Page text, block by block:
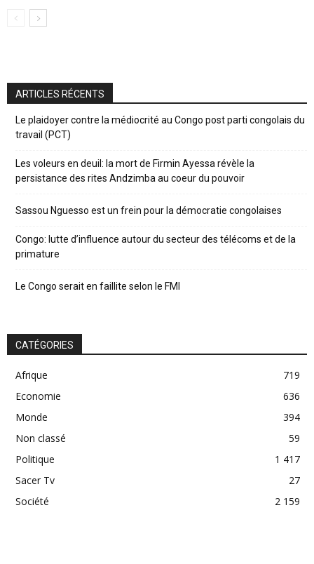
ARTICLES RÉCENTS
Le plaidoyer contre la médiocrité au Congo post parti congolais du
travail (PCT)
Les voleurs en deuil: la mort de Firmin Ayessa révèle la
persistance des rites Andzimba au coeur du pouvoir
Sassou Nguesso est un frein pour la démocratie congolaises
Congo: lutte d’influence autour du secteur des télécoms et de la
primature
Le Congo serait en faillite selon le FMI
CATÉGORIES
Afrique
719
Economie
636
Monde
394
Non classé
59
Politique
1 417
Sacer Tv
27
Société
2 159